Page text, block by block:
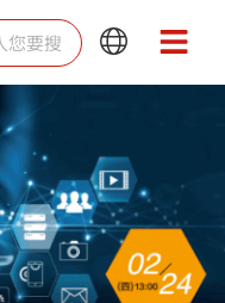
Main
Menu
Main
Menu